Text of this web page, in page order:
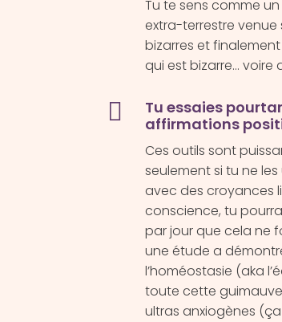
Tu te sens comme
extra-terrestre venue
bizarres et
qui est bizarre… voire

Tu essaies
affirmations
Ces outils sont
seulement si tu ne
avec des croyances
conscience, tu
par jour que cela ne
une étude a
l’homéostasie (aka
toute cette
ultras anxiogènes